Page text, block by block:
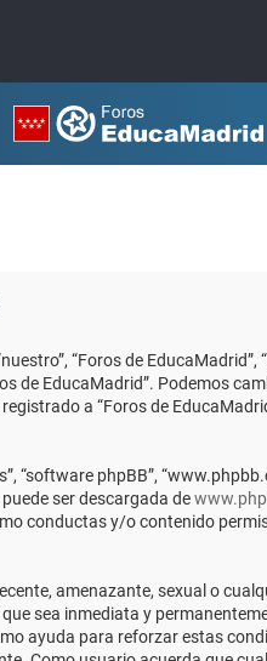
“Foros de
de EducaMadrid”. Podemos
a “Foros de
“software phpBB”,
puede ser descargada de
conductas y/o contenido
amenazante, sexual o
sea inmediata y
ayuda para reforzar estas